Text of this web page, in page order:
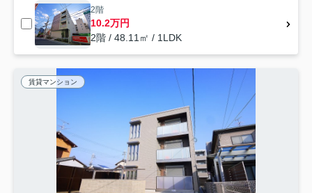
2階
10.2万円
2階 / 48.11㎡ / 1LDK
賃貸マンション